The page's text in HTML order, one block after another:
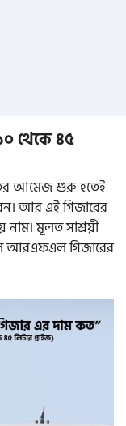
থেকে ৪৫
আমেজ শুরু হতেই
আর এই গিজারের
মূলত সাশ্রয়ী
আরএফএল গিজারের